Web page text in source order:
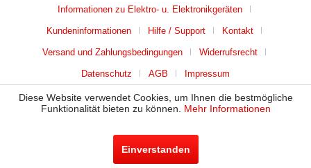
Informationen zu Elektro- u. Elektronikgeräten
Kundeninformationen Hilfe / Support Kontakt
Versand und Zahlungsbedingungen Widerrufsrecht
Datenschutz AGB Impressum
Diese Website verwendet Cookies, um Ihnen die bestmögliche
Funktionalität bieten zu können. Mehr Informationen
Einverstanden